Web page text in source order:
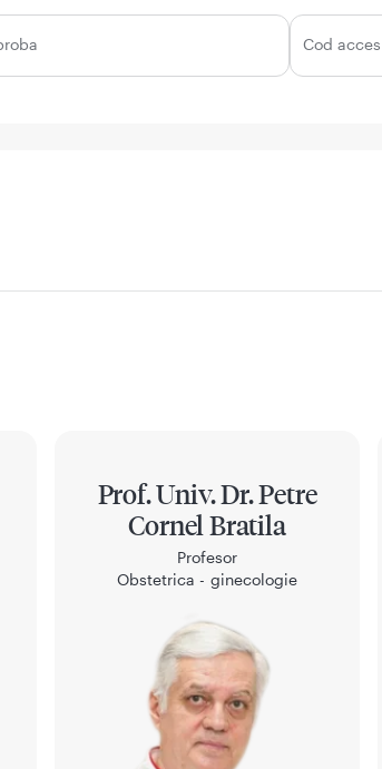
Cod acces
Prof. Univ. Dr. Petre
Cornel Bratila
Profesor
Obstetrica - ginecologie